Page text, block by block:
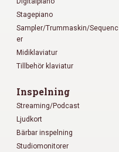
Stagepiano
Sampler/Trummaskin/Sequenc
er
Midiklaviatur
Tillbehör klaviatur
Inspelning
Streaming/Podcast
Ljudkort
Bärbar inspelning
Studiomonitorer